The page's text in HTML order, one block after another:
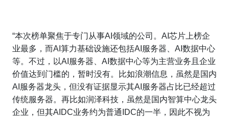
“本次榜单聚焦于专门从事AI领域的公司。AI芯片上榜企
业最多，而AI算力基础设施还包括AI服务器、AI数据中心
等。不过，以AI服务器、AI数据中心等为主营业务且企业
价值达到门槛的，暂时没有。比如浪潮信息，虽然是国内
AI服务器龙头，但没有证据显示其AI服务器占比已经超过
传统服务器。再比如润泽科技，虽然是国内智算中心龙头
企业，但其AIDC业务约为普通IDC的一半，因此不视为